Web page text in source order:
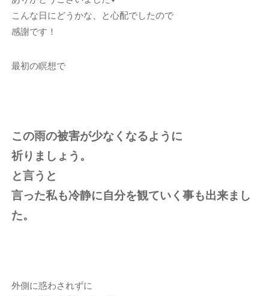
こんな日にどうかな、と心配でしたので
感謝です！
最初の瞑想で
この雨の被害が少なくなるように
祈りましょう。
と言うと
言った私も冷静に自分を観ていく事も出来まし
た。
外側に惑わされずに